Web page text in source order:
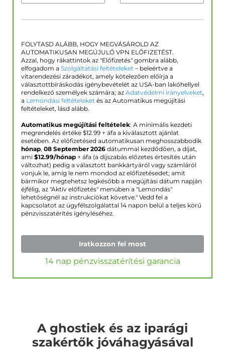
FOLYTASD ALÁBB, HOGY MEGVÁSÁROLD AZ
AUTOMATIKUSAN MEGÚJULÓ VPN ELŐFIZETÉST.
Azzal, hogy rákattintok az "Előfizetés" gombra alább,
elfogadom a Szolgáltatási feltételeket – beleértve a
vitarendezési záradékot, amely kötelezően előírja a
választottbíráskodás igénybevételét az USA-ban lakóhellyel
rendelkező személyek számára; az Adatvédelmi irányelveket,
a Lemondási feltételeket és az Automatikus megújítási
feltételeket, lásd alább.
Automatikus megújítási feltételek: A minimális kezdeti
megrendelés értéke $12.99 + áfa a kiválasztott ajánlat
esetében. Az előfizetésed automatikusan meghosszabbodik
hónap, 08 September 2026 dátummal kezdődően, a díjat,
ami $12.99/hónap + áfa (a díjszabás előzetes értesítés után
változhat) pedig a választott bankkártyáról vagy számláról
vonjuk le, amíg le nem mondod az előfizetésedet; amit
bármikor megtehetsz legkésőbb a megújítási dátum napján
éjfélig, az "Aktív előfizetés" menüben a "Lemondás"
lehetőségnél az instrukciókat követve." Vedd fel a
kapcsolatot az ügyfélszolgálattal 14 napon belül a teljes körű
pénzvisszatérítés igényléséhez.
Iratkozzon fel most
14 nap pénzvisszatérítési garancia
A ghostiek és az iparági
szakértők jóváhagyásával